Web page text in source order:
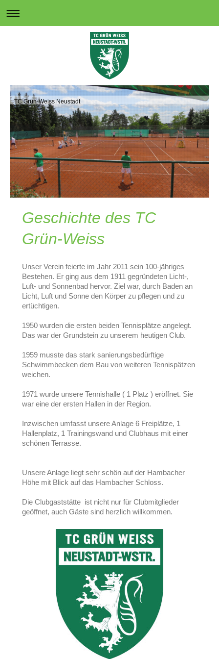
TC Grün-Weiss Neustadt
Geschichte des TC
Grün-Weiss
Unser Verein feierte im Jahr 2011 sein 100-jähriges
Bestehen. Er ging aus dem 1911 gegründeten Licht-,
Luft- und Sonnenbad hervor. Ziel war, durch Baden an
Licht, Luft und Sonne den Körper zu pflegen und zu
ertüchtigen.
1950 wurden die ersten beiden Tennisplätze angelegt.
Das war der Grundstein zu unserem heutigen Club.
1959 musste das stark sanierungsbedürftige
Schwimmbecken dem Bau von weiteren Tennispätzen
weichen.
1971 wurde unsere Tennishalle ( 1 Platz ) eröffnet. Sie
war eine der ersten Hallen in der Region.
Inzwischen umfasst unsere Anlage 6 Freiplätze, 1
Hallenplatz, 1 Trainingswand und Clubhaus mit einer
schönen Terrasse.
Unsere Anlage liegt sehr schön auf der Hambacher
Höhe mit Blick auf das Hambacher Schloss.
Die Clubgaststätte ist nicht nur für Clubmitglieder
geöffnet, auch Gäste sind herzlich willkommen.